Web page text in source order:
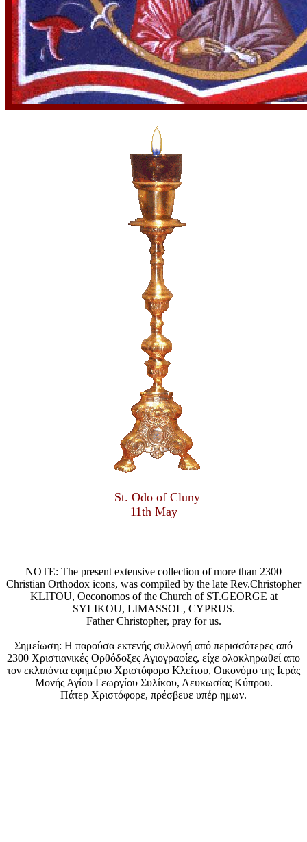
St. Odo of Cluny
11th May
NOTE: The present extensive collection of more than 2300
Christian Orthodox icons, was compiled by the late Rev.Christopher
KLITOU, Oeconomos of the Church of ST.GEORGE at
SYLIKOU, LIMASSOL, CYPRUS.
Father Christopher, pray for us.
Σημείωση: Η παρούσα εκτενής συλλογή από περισσότερες από
2300 Χριστιανικές Ορθόδοξες Αγιογραφίες, είχε ολοκληρωθεί απο
τον εκλιπόντα εφημέριο Χριστόφορο Κλείτου, Οικονόμο της Ιεράς
Μονής Αγίου Γεωργίου Συλίκου, Λευκωσίας Κύπρου.
Πάτερ Χριστόφορε, πρέσβευε υπέρ ημων.